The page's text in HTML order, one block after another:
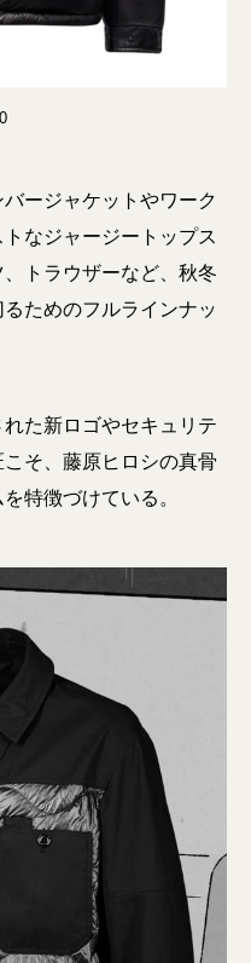
ージャケットやワーク
なジャージートップス
トラウザーなど、秋冬
ためのフルラインナッ
た新ロゴやセキュリテ
そ、藤原ヒロシの真骨
特徴づけている。